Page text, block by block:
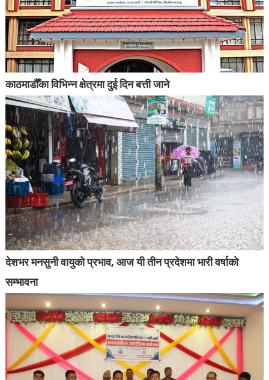
काठमाडौँका विभिन्न क्षेत्रमा दुई दिन बत्ती जाने
देशभर मनसुनी वायुको प्रभाव, आज यी तीन प्रदेशमा भारी वर्षाको
सम्भावना